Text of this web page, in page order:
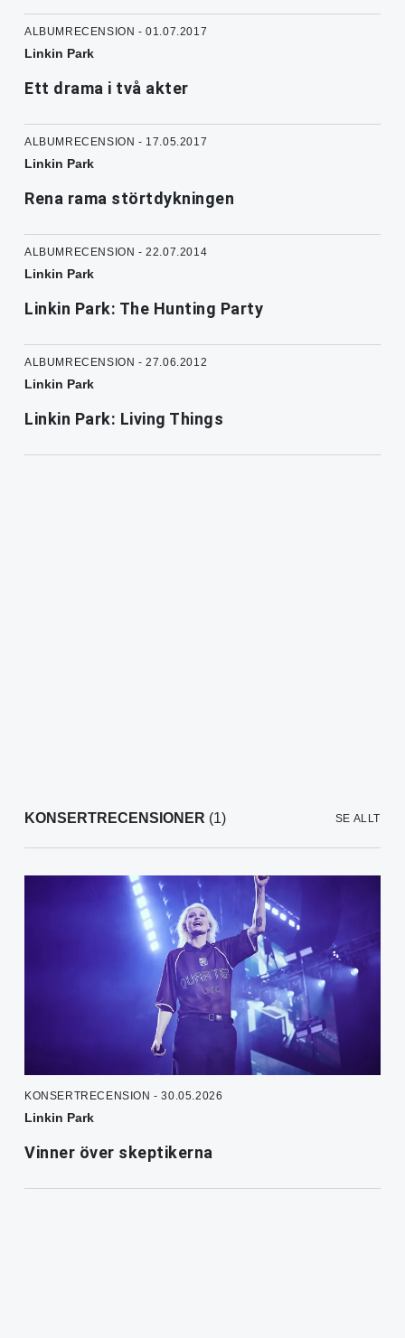
ALBUMRECENSION - 01.07.2017
Linkin Park
Ett drama i två akter
ALBUMRECENSION - 17.05.2017
Linkin Park
Rena rama störtdykningen
ALBUMRECENSION - 22.07.2014
Linkin Park
Linkin Park: The Hunting Party
ALBUMRECENSION - 27.06.2012
Linkin Park
Linkin Park: Living Things
KONSERTRECENSIONER (1) SE ALLT
KONSERTRECENSION - 30.05.2026
Linkin Park
Vinner över skeptikerna